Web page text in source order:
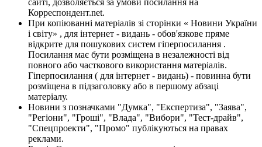
сайті, дозволяється за умови посилання на
Корреспондент.net.
При копіюванні матеріалів зі сторінки « Новини України
і світу» , для інтернет - видань - обов'язкове пряме
відкрите для пошукових систем гіперпосилання .
Посилання має бути розміщена в незалежності від
повного або часткового використання матеріалів.
Гіперпосилання ( для інтернет - видань) - повинна бути
розміщена в підзаголовку або в першому абзаці
матеріалу.
Новини з позначками "Думка", "Експертиза", "Заява",
"Регіони", "Гроші", "Влада", "Вибори", "Тест-драйв",
"Спецпроекти", "Промо" публікуються на правах
реклами.